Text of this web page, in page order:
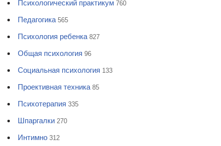
Психологический практикум 760
Педагогика 565
Психология ребенка 827
Общая психология 96
Социальная психология 133
Проективная техника 85
Психотерапия 335
Шпаргалки 270
Интимно 312